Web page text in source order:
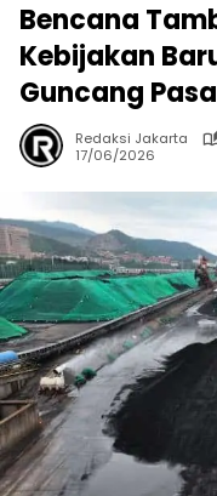
Bencana
Kebijakan
Guncang
Redaksi Jakarta
17/06/2026